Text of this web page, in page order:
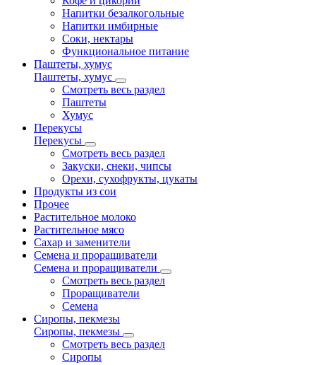
Напитки безалкогольные
Напитки имбирные
Соки, нектары
Функциональное питание
Паштеты, хумус
Паштеты, хумус
Смотреть весь раздел
Паштеты
Хумус
Перекусы
Перекусы
Смотреть весь раздел
Закуски, снеки, чипсы
Орехи, сухофрукты, цукаты
Продукты из сои
Прочее
Растительное молоко
Растительное мясо
Сахар и заменители
Семена и проращиватели
Семена и проращиватели
Смотреть весь раздел
Проращиватели
Семена
Сиропы, пекмезы
Сиропы, пекмезы
Смотреть весь раздел
Сиропы